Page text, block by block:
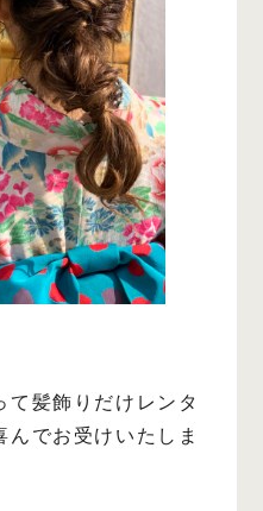
て髪飾りだけレンタ
んでお受けいたしま